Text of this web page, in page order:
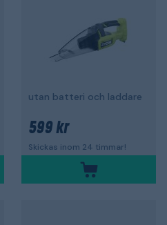
utan batteri och laddare
599 kr
Skickas inom 24 timmar!